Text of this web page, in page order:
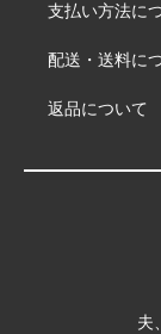
支払い方法に
配送・送料に
返品について
夫